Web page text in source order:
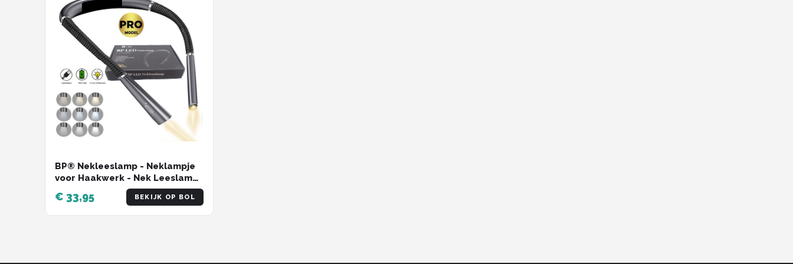
BP® Nekleeslamp - Neklampje
voor Haakwerk - Nek Leeslamp
- Leeslampje voor Boek - LED
Leeslampje - Neklamp voor
Boek en Handwerken - USB
€ 33,95 BEKIJK OP BOL